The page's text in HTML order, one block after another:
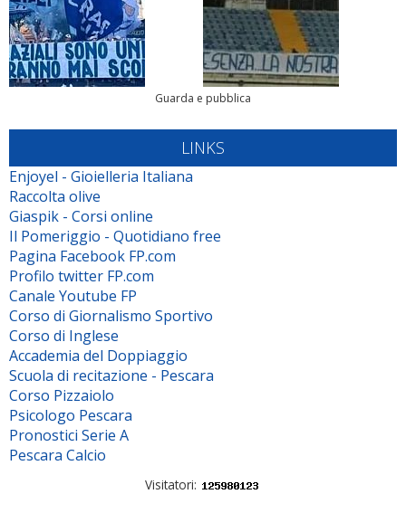
Guarda e pubblica
LINKS
Enjoyel - Gioielleria Italiana
Raccolta olive
Giaspik - Corsi online
Il Pomeriggio - Quotidiano free
Pagina Facebook FP.com
Profilo twitter FP.com
Canale Youtube FP
Corso di Giornalismo Sportivo
Corso di Inglese
Accademia del Doppiaggio
Scuola di recitazione - Pescara
Corso Pizzaiolo
Psicologo Pescara
Pronostici Serie A
Pescara Calcio
Visitatori: